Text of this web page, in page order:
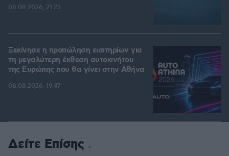
08.08.2026, 21:23
Ξεκίνησε η προπώληση εισιτηρίων για
τη μεγαλύτερη έκθεση αυτοκινήτου
της Ευρώπης που θα γίνει στην Αθήνα
08.08.2026, 19:47
Δείτε Επίσης